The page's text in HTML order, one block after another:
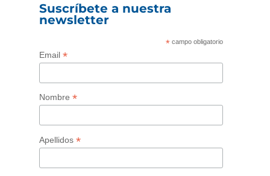
Suscríbete a nuestra
newsletter
* campo obligatorio
Email *
Nombre *
Apellidos *